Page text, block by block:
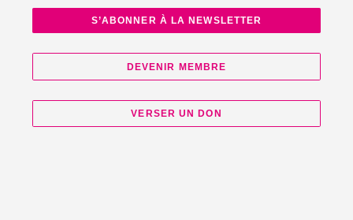
S’ABONNER À LA NEWSLETTER
DEVENIR MEMBRE
VERSER UN DON